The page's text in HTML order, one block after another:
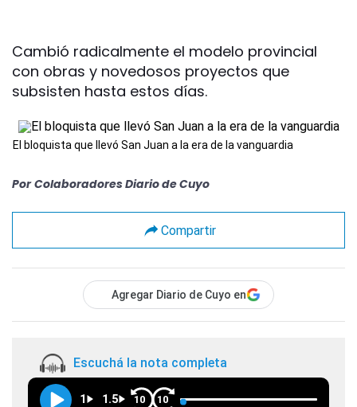
Cambió radicalmente el modelo provincial
con obras y novedosos proyectos que
subsisten hasta estos días.
El bloquista que llevó San Juan a la era de la vanguardia
Por Colaboradores Diario de Cuyo
Compartir
Agregar Diario de Cuyo en
Escuchá la nota completa
1 1.5 10 10